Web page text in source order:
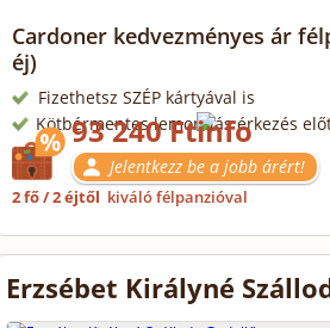
Cardoner kedvezményes ár
éj)
Fizethetsz SZÉP kártyával is
Kötbérmentes lemondás érkezés
93 240 Ft
Jelentkezz be a jobb árért!
2 fő / 2 éjtől kiváló félpanzióval
Erzsébet Királyné